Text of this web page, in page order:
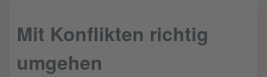
Mit Konflikten richtig
umgehen